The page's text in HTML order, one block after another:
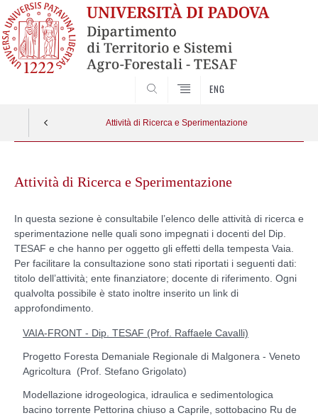
ENG
Attività di Ricerca e Sperimentazione
contentAttività di Ricerca e Sperimentazione
In questa sezione è consultabile l’elenco delle attività di ricerca e
sperimentazione nelle quali sono impegnati i docenti del Dip.
TESAF e che hanno per oggetto gli effetti della tempesta Vaia.
Per facilitare la consultazione sono stati riportati i seguenti dati:
titolo dell’attività; ente finanziatore; docente di riferimento. Ogni
qualvolta possibile è stato inoltre inserito un link di
approfondimento.
VAIA-FRONT - Dip. TESAF (Prof. Raffaele Cavalli)
Progetto Foresta Demaniale Regionale di Malgonera - Veneto
Agricoltura (Prof. Stefano Grigolato)
Modellazione idrogeologica, idraulica e sedimentologica
bacino torrente Pettorina chiuso a Caprile, sottobacino Ru de